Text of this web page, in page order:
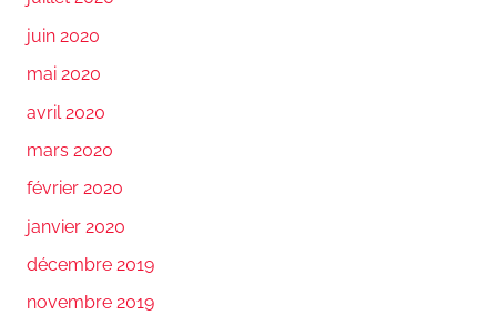
juin 2020
mai 2020
avril 2020
mars 2020
février 2020
janvier 2020
décembre 2019
novembre 2019